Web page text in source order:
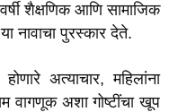
शैक्षणिक आणि सामाजिक
नावाचा पुरस्कार देते.
अत्याचार, महिलांना
वागणूक अशा गोष्टींचा खूप